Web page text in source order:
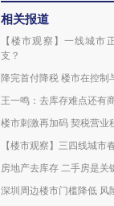
相关报道
【楼市观察】一线城市
支？
降完首付降税 楼市在控制
王一鸣：去库存难点还有
楼市刺激再加码 契税营业
【楼市观察】三四线城市
房地产去库存 二手房是关
深圳周边楼市门槛降低 风